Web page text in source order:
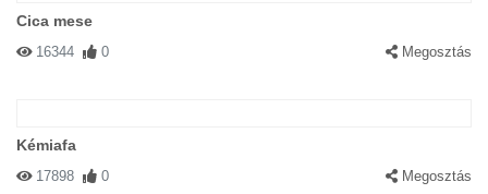
Cica mese
16344 0 Megosztás
Kémiafa
17898 0 Megosztás